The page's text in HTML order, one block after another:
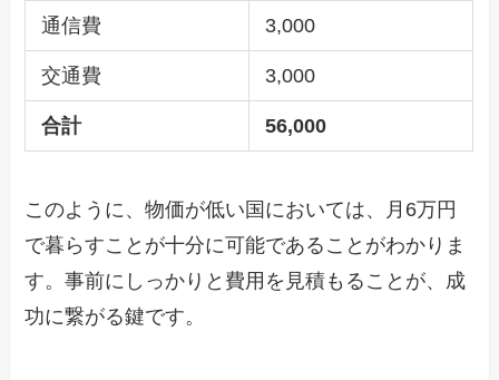
通信費 3,000
交通費 3,000
合計 56,000
このように、物価が低い国においては、月6万円
で暮らすことが十分に可能であることがわかりま
す。事前にしっかりと費用を見積もることが、成
功に繋がる鍵です。